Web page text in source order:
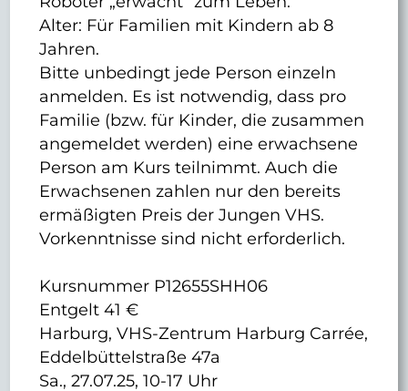
Alter: Für Familien mit Kindern ab 8
Jahren.
Bitte unbedingt jede Person einzeln
anmelden. Es ist notwendig, dass pro
Familie (bzw. für Kinder, die zusammen
angemeldet werden) eine erwachsene
Person am Kurs teilnimmt. Auch die
Erwachsenen zahlen nur den bereits
ermäßigten Preis der Jungen VHS.
Vorkenntnisse sind nicht erforderlich.
Kursnummer P12655SHH06
Entgelt 41 €
Harburg, VHS-Zentrum Harburg Carrée,
Eddelbüttelstraße 47a
Sa., 27.07.25, 10-17 Uhr